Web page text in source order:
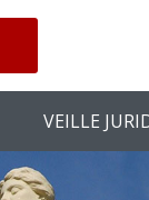
VEILLE